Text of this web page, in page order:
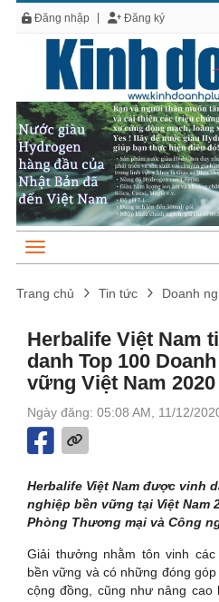
Đăng nhập Đăng ký
Trang chủ Tin tức Doanh
Herbalife Việt Nam
danh Top 100
vững Việt Nam 2020
Ngày đăng: 05:08 AM, 11/12/
Herbalife Việt Nam được vinh
nghiệp bền vững tại Việt Nam
Phòng Thương mại và Công
Giải thưởng nhằm tôn vinh
bền vững và có những đóng
cộng đồng, cũng như nâng